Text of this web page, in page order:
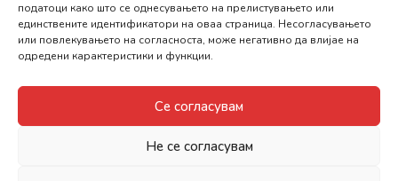
податоци како што се однесувањето на прелистувањето или
единствените идентификатори на оваа страница. Несогласувањето
или повлекувањето на согласноста, може негативно да влијае на
одредени карактеристики и функции.
Се согласувам
Не се согласувам